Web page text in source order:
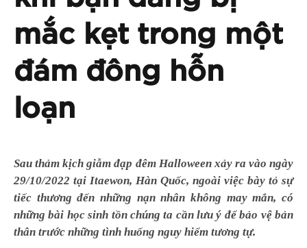
mắc kẹt trong một
đám đông hỗn
loạn
Sau thảm kịch giẫm đạp đêm Halloween xảy ra vào ngày
29/10/2022 tại Itaewon, Hàn Quốc, ngoài việc bày tỏ sự
tiếc thương đến những nạn nhân không may mắn, có
những bài học sinh tồn chúng ta cần lưu ý để bảo vệ bản
thân trước những tình huống nguy hiểm tương tự.